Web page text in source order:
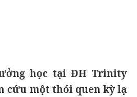
học tại ĐH Trinity
cứu một thói quen kỳ lạ